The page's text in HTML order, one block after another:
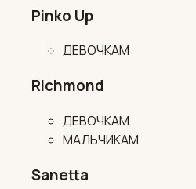
Pinko Up
ДЕВОЧКАМ
Richmond
ДЕВОЧКАМ
МАЛЬЧИКАМ
Sanetta